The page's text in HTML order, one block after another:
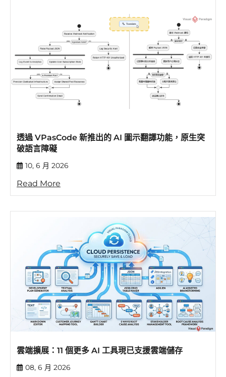
透過 VPasCode 新推出的 AI 圖示翻譯功能，原生突
破語言障礙
10, 6 月 2026
Read More
雲端擴展：11 個更多 AI 工具現已支援雲端儲存
08, 6 月 2026